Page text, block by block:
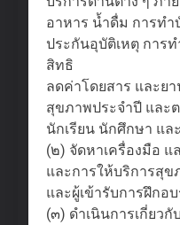
อาหาร น้ำดื่ม การท
ประกันอุบัติเหตุ การ
สิทธิ
ลดค่าโดยสาร และย
สุขภาพประจำปี และ
นักเรียน นักศึกษา แล
(๒) จัดหาเครื่องมือ
และการให้บริการสุ
และผู้เข้ารับการฝึกอ
(๓) ดำเนินการเกี่ยว